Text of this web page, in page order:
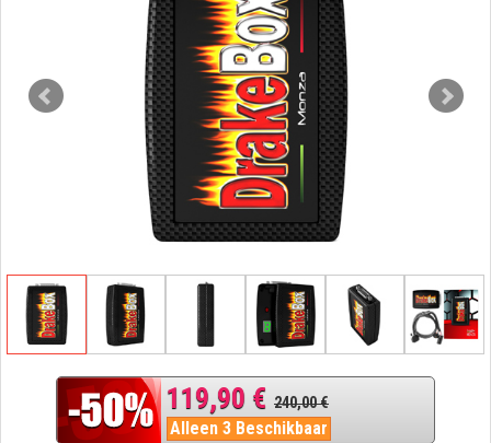
119,90 € 240,00 €
Alleen 3 Beschikbaar